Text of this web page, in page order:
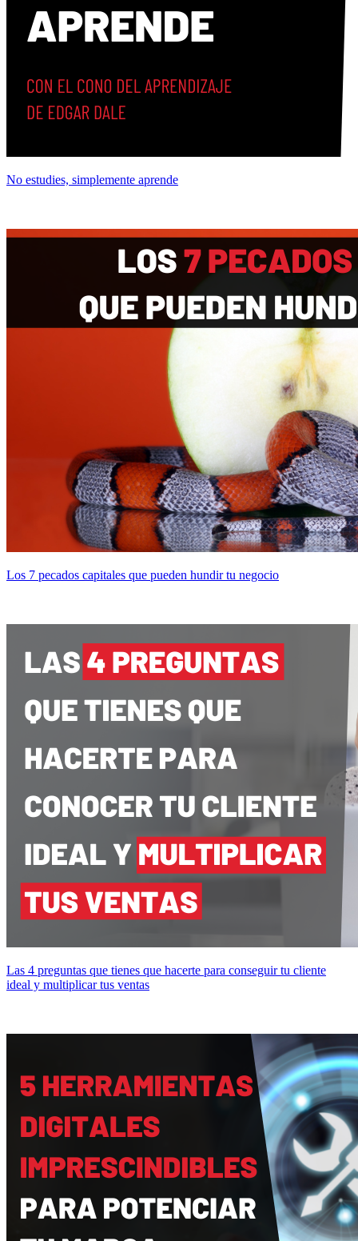
No estudies, simplemente aprende
Los 7 pecados capitales que pueden hundir tu negocio
Las 4 preguntas que tienes que hacerte para conseguir tu cliente
ideal y multiplicar tus ventas